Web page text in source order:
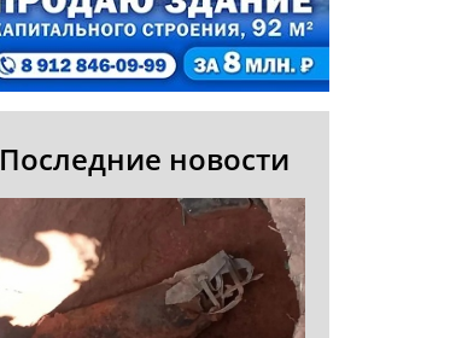
Последние новости